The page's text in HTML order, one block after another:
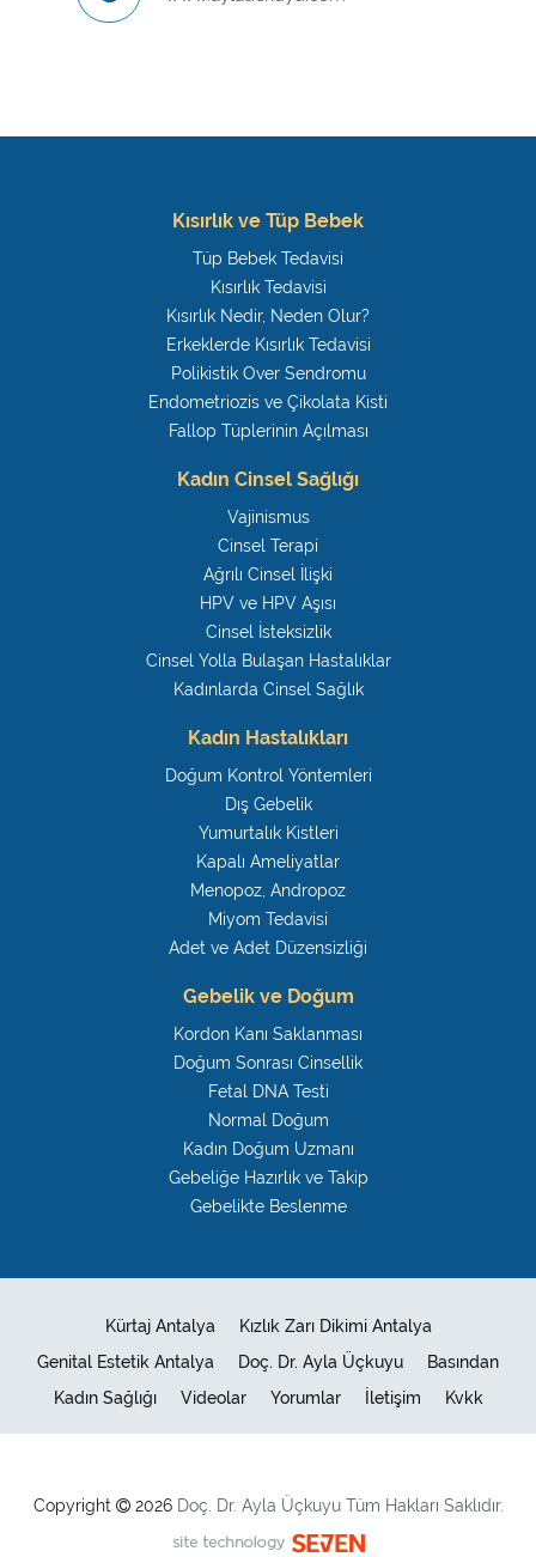
Kısırlık ve Tüp Bebek
Tüp Bebek Tedavisi
Kısırlık Tedavisi
Kısırlık Nedir, Neden Olur?
Erkeklerde Kısırlık Tedavisi
Polikistik Over Sendromu
Endometriozis ve Çikolata Kisti
Fallop Tüplerinin Açılması
Kadın Cinsel Sağlığı
Vajinismus
Cinsel Terapi
Ağrılı Cinsel İlişki
HPV ve HPV Aşısı
Cinsel İsteksizlik
Cinsel Yolla Bulaşan Hastalıklar
Kadınlarda Cinsel Sağlık
Kadın Hastalıkları
Doğum Kontrol Yöntemleri
Dış Gebelik
Yumurtalık Kistleri
Kapalı Ameliyatlar
Menopoz, Andropoz
Miyom Tedavisi
Adet ve Adet Düzensizliği
Gebelik ve Doğum
Kordon Kanı Saklanması
Doğum Sonrası Cinsellik
Fetal DNA Testi
Normal Doğum
Kadın Doğum Uzmanı
Gebeliğe Hazırlık ve Takip
Gebelikte Beslenme
Kürtaj Antalya
Kızlık Zarı Dikimi Antalya
Genital Estetik Antalya
Doç. Dr. Ayla Üçkuyu
Basından
Kadın Sağlığı
Videolar Yorumlar İletişim Kvkk
Copyright 2026Doç. Dr. Ayla Üçkuyu Tüm Hakları Saklıdır.